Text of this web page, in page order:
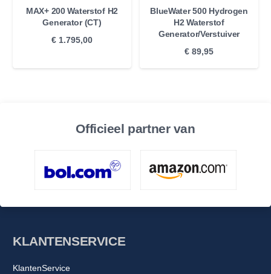
MAX+ 200 Waterstof H2
Generator (CT)
€ 1.795,00
BlueWater 500 Hydrogen
H2 Waterstof
Generator/Verstuiver
€ 89,95
Officieel partner van
KLANTENSERVICE
KlantenService